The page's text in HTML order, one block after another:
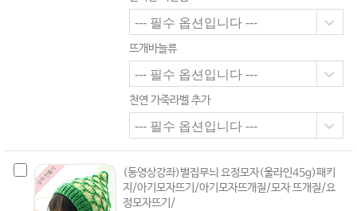
뜨개바늘류
천연 가죽라벨 추가
(동영상강좌)벌집무늬 요정모자(울라인45g)패키
지/아기모자뜨기/아기모자뜨개질/모자 뜨개질/요
정모자뜨기/